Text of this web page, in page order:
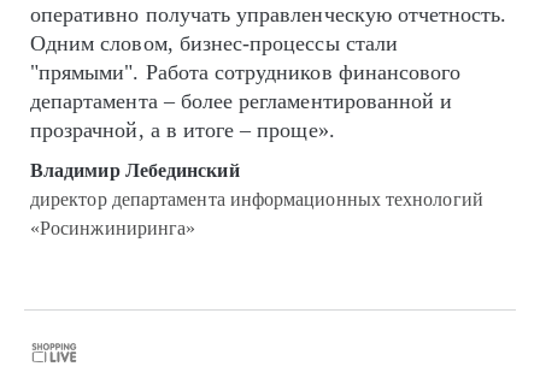
оперативно получать управленческую отчетность.
Одним словом, бизнес-процессы стали
"прямыми". Работа сотрудников финансового
департамента – более регламентированной и
прозрачной, а в итоге – проще».
Владимир Лебединский
директор департамента информационных технологий
«Росинжиниринга»